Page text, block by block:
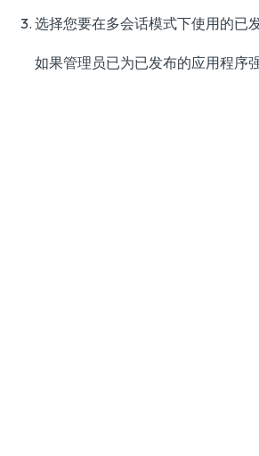
选择您要在多会话模式下使用的已
如果管理员已为已发布的应用程序